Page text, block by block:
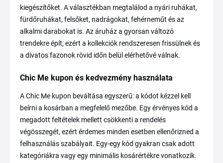
kiegészítőket. A választékban megtalálod a nyári ruhákat,
fürdőruhákat, felsőket, nadrágokat, fehérneműt és az
alkalmi darabokat is. Az áruház a gyorsan változó
trendekre épít, ezért a kollekciók rendszeresen frissülnek és
a divatos fazonok rövid időn belül elérhetővé válnak.
Chic Me kupon és kedvezmény használata
A Chic Me kupon beváltása egyszerű: a kódot kézzel kell
beírni a kosárban a megfelelő mezőbe. Egy érvényes kód a
megadott feltételek mellett csökkenti a rendelés
végösszegét, ezért érdemes minden esetben ellenőrizned a
felhasználás szabályait. Egy-egy kód gyakran csak adott
kategóriákra vagy egy minimális kosárértékre vonatkozik.